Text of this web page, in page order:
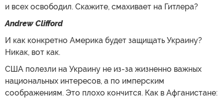
и всех освободил. Скажите, смахивает на Гитлера?
Andrew Clifford
И как конкретно Америка будет защищать Украину?
Никак, вот как.
США полезли на Украину не из-за жизненно важных
национальных интересов, а по имперским
соображениям. Это плохо кончится. Как в Афганистане: